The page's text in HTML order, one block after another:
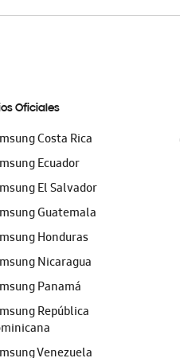
Oficiales
Costa Rica
Ecuador
El Salvador
Guatemala
Honduras
Nicaragua
Panamá
República
Venezuela